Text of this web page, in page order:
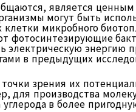
является ценным
могут быть
микробного
фотосинтезирующие
электрическую энергию
в предыдущих
зрения их
для производства
в более